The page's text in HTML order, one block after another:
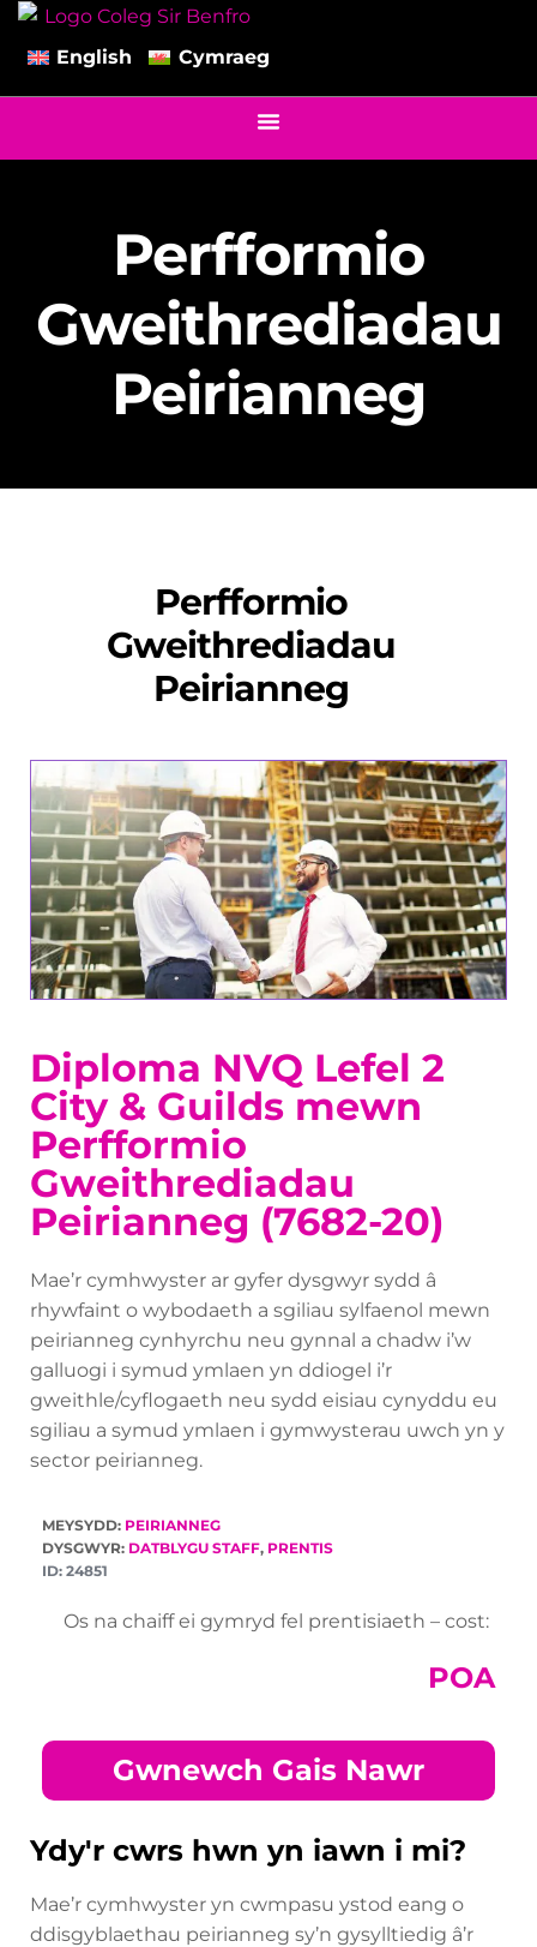
English Cymraeg
Perfformio
Gweithrediadau
Peirianneg
Perfformio
Gweithrediadau
Peirianneg
Diploma NVQ Lefel 2
City & Guilds mewn
Perfformio
Gweithrediadau
Peirianneg (7682-20)
Mae’r cymhwyster ar gyfer dysgwyr sydd â
rhywfaint o wybodaeth a sgiliau sylfaenol mewn
peirianneg cynhyrchu neu gynnal a chadw i’w
galluogi i symud ymlaen yn ddiogel i’r
gweithle/cyflogaeth neu sydd eisiau cynyddu eu
sgiliau a symud ymlaen i gymwysterau uwch yn y
sector peirianneg.
MEYSYDD: PEIRIANNEG
DYSGWYR: DATBLYGU STAFF, PRENTIS
ID: 24851
Os na chaiff ei gymryd fel prentisiaeth – cost:
POA
Gwnewch Gais Nawr
Ydy'r cwrs hwn yn iawn i mi?
Mae’r cymhwyster yn cwmpasu ystod eang o
ddisgyblaethau peirianneg sy’n gysylltiedig â’r